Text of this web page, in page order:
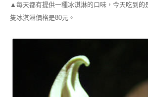
▲每天都有提供一種冰淇淋的口味，今天吃到的
隻冰淇淋價格是80元。